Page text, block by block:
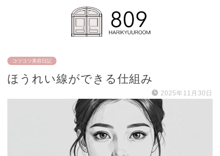
コツコツ美容日記
ほうれい線ができる仕組み
2025年11月30日